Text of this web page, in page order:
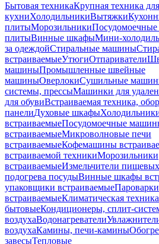
Бытовая техникаКрупная техника для
кухниХолодильникиВытяжки
плитыМорозильники
плитыВинные шкафыМини-
за одеждойСтиральные машины
встраиваемыеУтюгиОтпариватели
машиныПромышленные швейные
машиныОверлокиСушильные
системы, прессыМашинки для
для обувиВстраиваемая техника,
панелиДуховые шкафы
встраиваемыеПосудомоечные
встраиваемыеМикроволновые печи
встраиваемыеКофемашины
встраиваемой техникиМорозильники
встраиваемыеИзмельчители
подогрева посудыВинные шкафы
упаковщики встраиваемыеПароварки
встраиваемыеКлиматическая техника
бытовыеКондиционеры, сплит-
воздухаВодонагреватели
воздухаКамины, печи-камины
завесыТепловые